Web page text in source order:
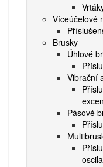
Víceúčelové
Brusky
Úhlové
Vibrační
Pásové